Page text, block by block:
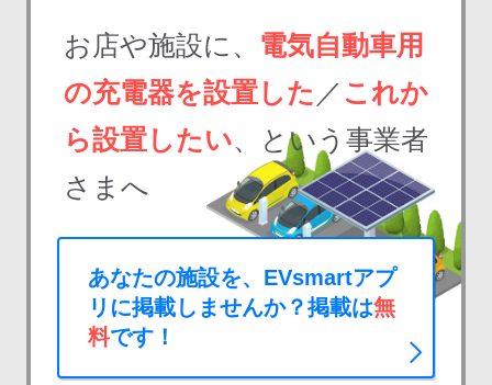
お店や施設に、 電気自動車用
の充電器を設置した ／ これか
ら設置したい、という事業者
さまへ
あなたの施設を、EVsmartアプ
リに掲載しませんか？掲載は無
料です！